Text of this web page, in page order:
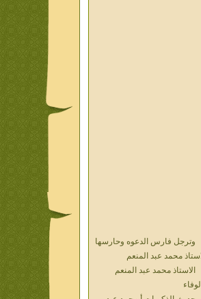
الاستاذ محمد عبد المنعم
حديث الذكريات أ محمد عبد
فيديو محول نص كتاب